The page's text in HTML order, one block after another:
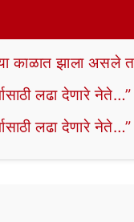
झाला असले
लढा देणारे
लढा देणारे